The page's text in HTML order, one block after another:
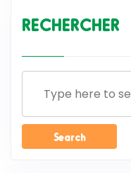
RECHERCHER